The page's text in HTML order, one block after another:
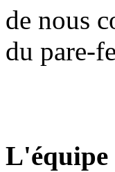
de nous
du pare-
L'équipe